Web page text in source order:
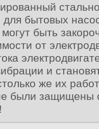
бытовых
быть
от
и
же их
были защищены